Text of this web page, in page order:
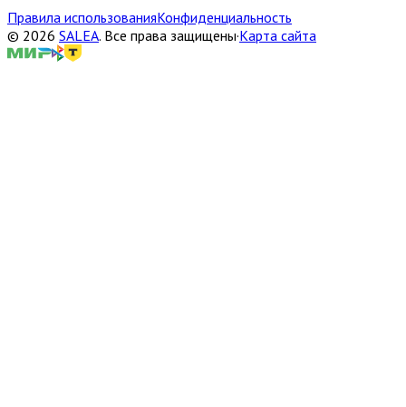
Правила использованияКонфиденциальность
© 2026 SALEA. Все права защищены·Карта сайта